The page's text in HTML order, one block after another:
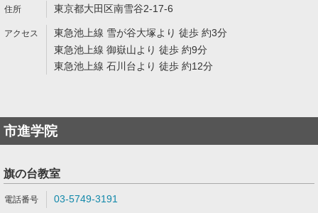
東京都大田区南雪谷2-17-6
東急池上線 雪が谷大塚より 徒歩 約3分
東急池上線 御嶽山より 徒歩 約9分
東急池上線 石川台より 徒歩 約12分
市進学院
旗の台教室
03-5749-3191